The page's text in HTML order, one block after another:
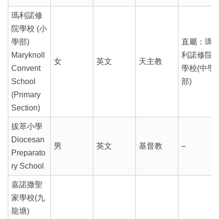
瑪利諾修
院學校 (小
學部)
Maryknoll
Convent
School
(Primary
Section)
女 英文 天主教
直屬：瑪
利諾修院
學校(中學
部)
拔萃小學
Diocesan
Preparato
ry School
男 英文 基督教 –
嘉諾撒聖
家學校(九
龍塘)